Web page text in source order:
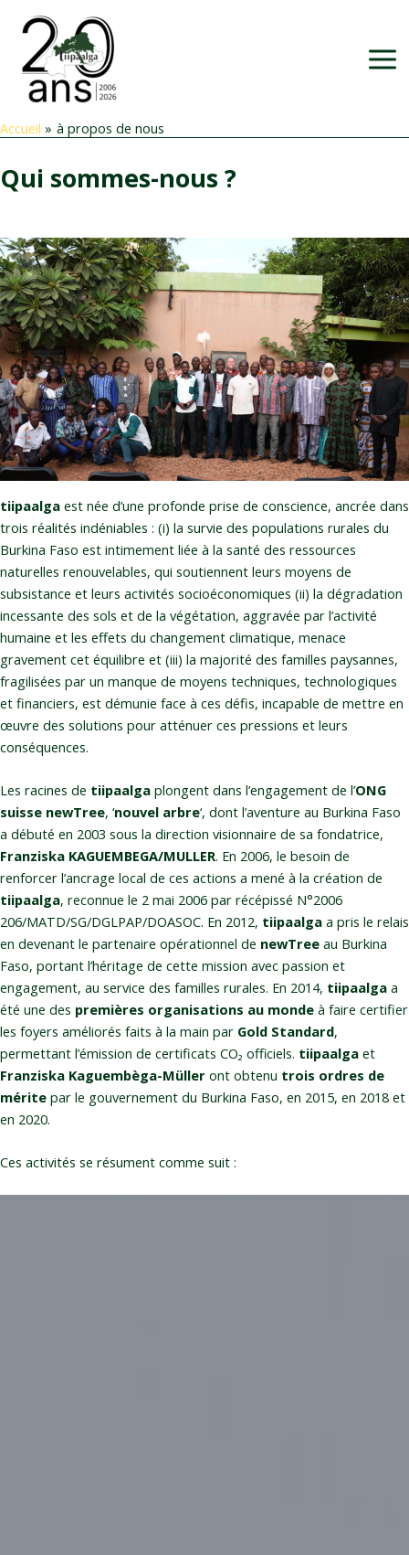
Accueil à propos de nous
Qui sommes-nous ?
tiipaalga est née d’une profonde prise de conscience, ancrée dans
trois réalités indéniables : (i) la survie des populations rurales du
Burkina Faso est intimement liée à la santé des ressources
naturelles renouvelables, qui soutiennent leurs moyens de
subsistance et leurs activités socioéconomiques (ii) la dégradation
incessante des sols et de la végétation, aggravée par l’activité
humaine et les effets du changement climatique, menace
gravement cet équilibre et (iii) la majorité des familles paysannes,
fragilisées par un manque de moyens techniques, technologiques
et financiers, est démunie face à ces défis, incapable de mettre en
œuvre des solutions pour atténuer ces pressions et leurs
conséquences.
Les racines de tiipaalga plongent dans l’engagement de l’ONG
suisse newTree, ‘nouvel arbre‘, dont l’aventure au Burkina Faso
a débuté en 2003 sous la direction visionnaire de sa fondatrice,
Franziska KAGUEMBEGA/MULLER. En 2006, le besoin de
renforcer l’ancrage local de ces actions a mené à la création de
tiipaalga, reconnue le 2 mai 2006 par récépissé N°2006
206/MATD/SG/DGLPAP/DOASOC. En 2012, tiipaalga a pris le relais
en devenant le partenaire opérationnel de newTree au Burkina
Faso, portant l’héritage de cette mission avec passion et
engagement, au service des familles rurales. En 2014, tiipaalga a
été une des premières organisations au monde à faire certifier
les foyers améliorés faits à la main par Gold Standard,
permettant l’émission de certificats CO₂ officiels. tiipaalga et
Franziska Kaguembèga-Müller ont obtenu trois ordres de
mérite par le gouvernement du Burkina Faso, en 2015, en 2018 et
en 2020.
Ces activités se résument comme suit :